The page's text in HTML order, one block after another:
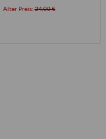
Alter Preis:24,00 €